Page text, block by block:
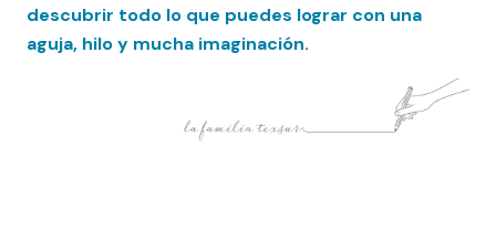
descubrir todo lo que puedes lograr con una
aguja, hilo y mucha imaginación.